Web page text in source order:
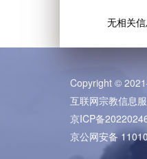
无相关
Copyright ©
互联网宗教信息
京ICP备
京公网安备